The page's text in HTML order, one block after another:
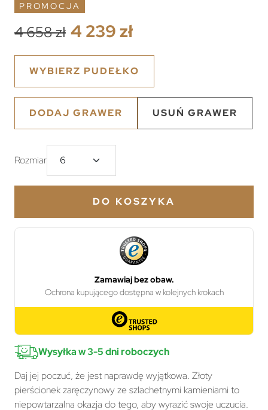
PROMOCJA
4 658 zł 4 239 zł
WYBIERZ PUDEŁKO
DODAJ GRAWER USUŃ GRAWER
Rozmiar
DO KOSZYKA
Wysyłka w 3-5 dni roboczych
Daj jej poczuć, że jest naprawdę wyjątkowa. Złoty
pierścionek zaręczynowy ze szlachetnymi kamieniami to
niepowtarzalna okazja do tego, aby wyrazić swoje uczucia.